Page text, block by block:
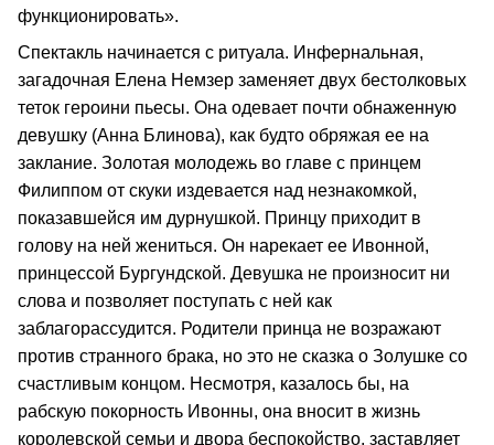
функционировать».
Спектакль начинается с ритуала. Инфернальная,
загадочная Елена Немзер заменяет двух бестолковых
теток героини пьесы. Она одевает почти обнаженную
девушку (Анна Блинова), как будто обряжая ее на
заклание. Золотая молодежь во главе с принцем
Филиппом от скуки издевается над незнакомкой,
показавшейся им дурнушкой. Принцу приходит в
голову на ней жениться. Он нарекает ее Ивонной,
принцессой Бургундской. Девушка не произносит ни
слова и позволяет поступать с ней как
заблагорассудится. Родители принца не возражают
против странного брака, но это не сказка о Золушке со
счастливым концом. Несмотря, казалось бы, на
рабскую покорность Ивонны, она вносит в жизнь
королевской семьи и двора беспокойство, заставляет